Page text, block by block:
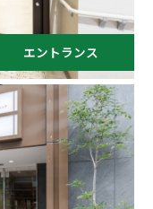
エントランス